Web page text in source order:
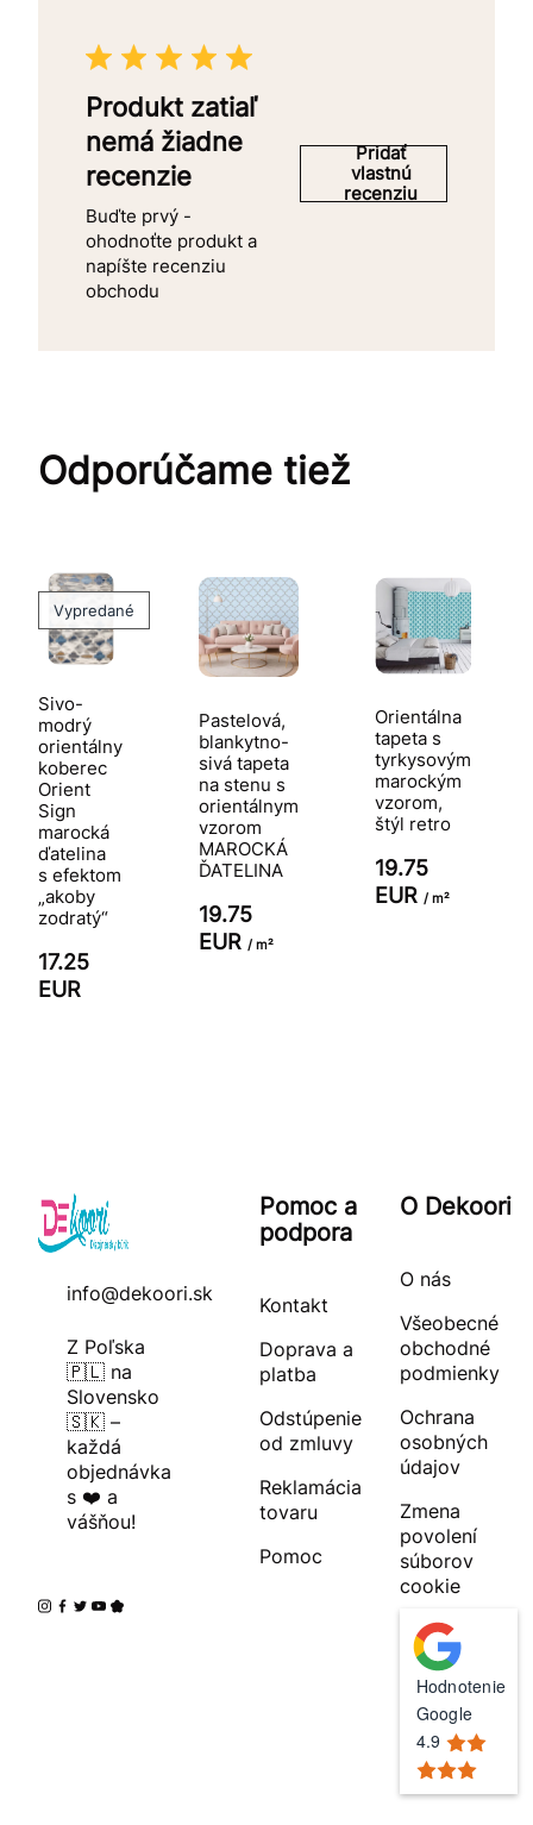
Produkt zatiaľ
nemá žiadne
recenzie
Buďte prvý -
ohodnoťte produkt a
napíšte recenziu
obchodu
Pridať
vlastnú
recenziu
Odporúčame tiež
Vypredané
Sivo-
modrý
orientálny
koberec
Orient
Sign
marocká
ďatelina
s efektom
„akoby
zodratý“
17.25
EUR
Pastelová,
blankytno-
sivá tapeta
na stenu s
orientálnym
vzorom
MAROCKÁ
ĎATELINA
19.75
EUR / m²
Orientálna
tapeta s
tyrkysovým
marockým
vzorom,
štýl retro
19.75
EUR / m²
info@dekoori.sk
Z Poľska
🇵🇱 na
Slovensko
🇸🇰 –
každá
objednávka
s ❤️ a
vášňou!
Pomoc a
podpora
Kontakt
Doprava a
platba
Odstúpenie
od zmluvy
Reklamácia
tovaru
Pomoc
O Dekoori
O nás
Všeobecné
obchodné
podmienky
Ochrana
osobných
údajov
Zmena
povolení
súborov
cookie
Hodnotenie
Google
4.9